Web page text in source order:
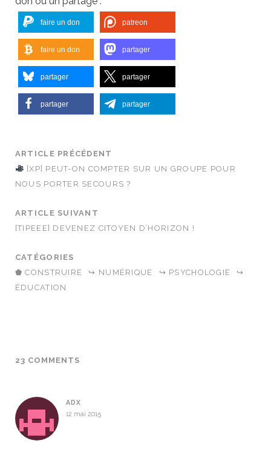
faire un don patreon
faire un don partager
partager partager
partager partager
ARTICLE PRÉCÉDENT
[XP] PEUT-ON COMPTER SUR UN GROUPE POUR
NOUS PORTER SECOURS ?
ARTICLE SUIVANT
[TIPEEE] DEVENEZ CITOYEN D’HORIZON !
CATÉGORIES
⬟ CONSTRUIRE
↪ NUMÉRIQUE ↪ PSYCHOLOGIE
↪
ÉDUCATION
23 COMMENTS
ADX
12 mai 2015